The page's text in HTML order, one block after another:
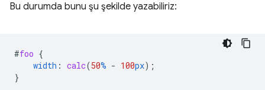
Bu durumda bunu şu şekilde yazabiliriz:
#foo {
width : calc(50% - 100px);
}